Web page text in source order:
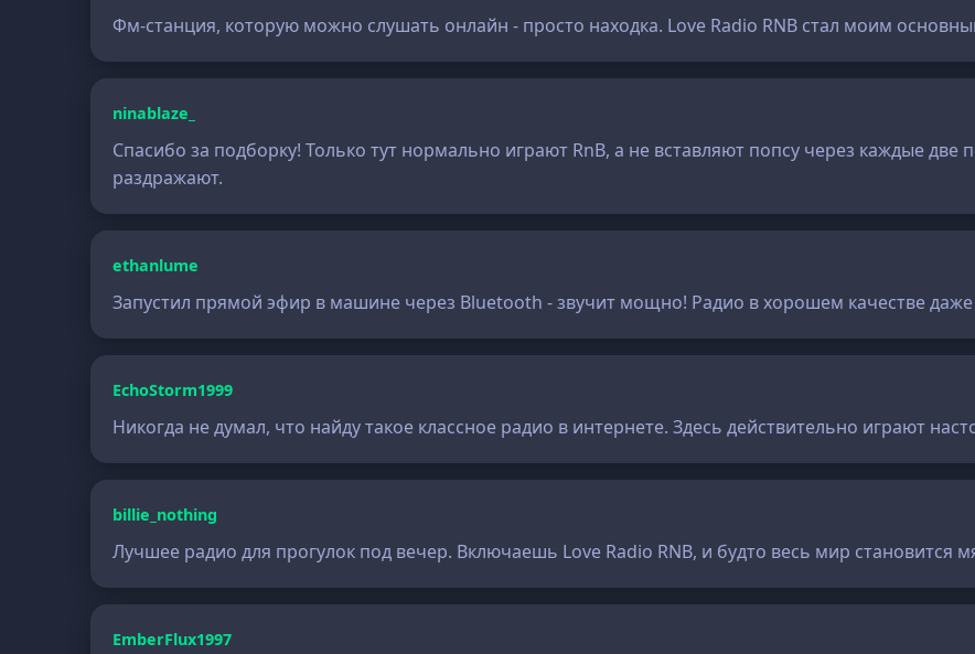
Фм-станция, которую можно слушать онлайн - просто находка. Love Radio RNB стал моим
ninablaze_
Спасибо за подборку! Только тут нормально играют RnB, а не вставляют попсу через каждые
раздражают.
ethanlume
Запустил прямой эфир в машине через Bluetooth - звучит мощно! Радио в хорошем качестве даже
EchoStorm1999
Никогда не думал, что найду такое классное радио в интернете. Здесь действительно играют
billie_nothing
Лучшее радио для прогулок под вечер. Включаешь Love Radio RNB, и будто весь мир становится
EmberFlux1997